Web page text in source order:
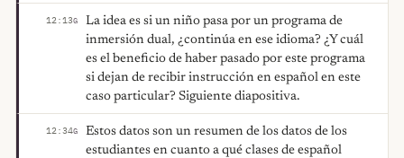
12:13G
La idea es si un niño pasa por un programa de
inmersión dual, ¿continúa en ese idioma? ¿Y cuál
es el beneficio de haber pasado por este programa
si dejan de recibir instrucción en español en este
caso particular? Siguiente diapositiva.
12:34G
Estos datos son un resumen de los datos de los
estudiantes en cuanto a qué clases de español